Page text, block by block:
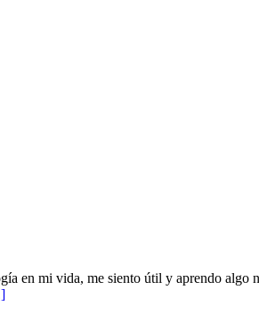
en mi vida, me siento útil y aprendo